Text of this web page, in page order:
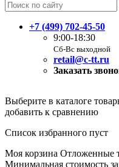
+7 (499) 702-45-50
9:00-18:30
Сб-Вс выходной
retail@c-tt.ru
Заказать
Выберите в каталоге
добавить к сравнению
Список избранного пуст
Моя корзина Отложенные
Минимальная стоимость